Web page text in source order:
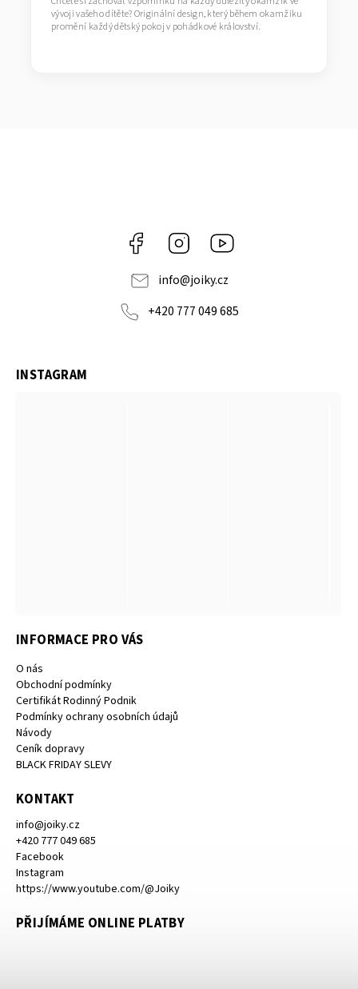
vývoji vašeho dítěte? Originální design, který během okamžiku
promění každý dětský pokoj v pohádkové království.
Facebook Instagram
info@joiky.cz
+420 777 049 685
INFORMACE PRO VÁS
O nás
Obchodní podmínky
Certifikát Rodinný Podnik
Podmínky ochrany osobních údajů
Návody
Ceník dopravy
BLACK FRIDAY SLEVY
KONTAKT
info@joiky.cz
+420 777 049 685
Facebook
Instagram
https://www.youtube.com/@Joiky
PŘIJÍMÁME ONLINE PLATBY
INSTAGRAM